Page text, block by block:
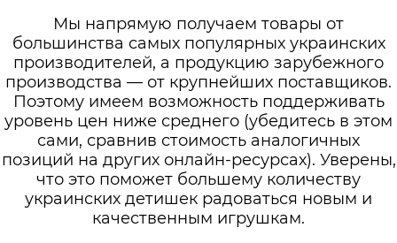
Мы напрямую получаем товары от
большинства самых популярных украинских
производителей, а продукцию зарубежного
производства — от крупнейших поставщиков.
Поэтому имеем возможность поддерживать
уровень цен ниже среднего (убедитесь в этом
сами, сравнив стоимость аналогичных
позиций на других онлайн-ресурсах). Уверены,
что это поможет большему количеству
украинских детишек радоваться новым и
качественным игрушкам.